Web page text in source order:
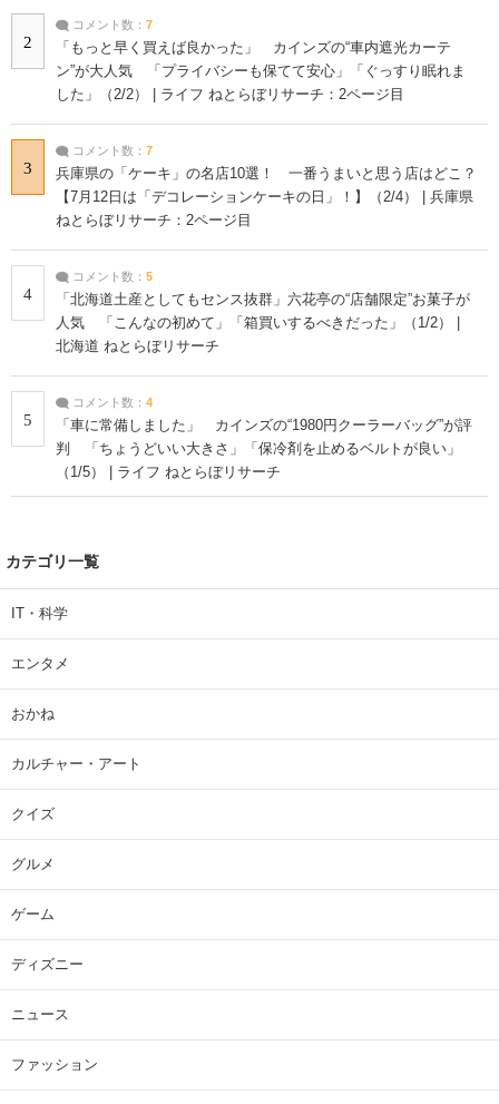
2
コメント数： 7
「もっと早く買えば良かった」 カインズの“車内遮光カーテ
ン”が大人気 「プライバシーも保てて安心」「ぐっすり眠れま
した」（2/2） | ライフ ねとらぼリサーチ：2ページ目
3
コメント数： 7
兵庫県の「ケーキ」の名店10選！ 一番うまいと思う店はどこ？
【7月12日は「デコレーションケーキの日」！】（2/4） | 兵庫県
ねとらぼリサーチ：2ページ目
4
コメント数： 5
「北海道土産としてもセンス抜群」六花亭の“店舗限定”お菓子が
人気 「こんなの初めて」「箱買いするべきだった」（1/2） |
北海道 ねとらぼリサーチ
5
コメント数： 4
「車に常備しました」 カインズの“1980円クーラーバッグ”が評
判 「ちょうどいい大きさ」「保冷剤を止めるベルトが良い」
（1/5） | ライフ ねとらぼリサーチ
カテゴリ一覧
IT・科学
エンタメ
おかね
カルチャー・アート
クイズ
グルメ
ゲーム
ディズニー
ニュース
ファッション